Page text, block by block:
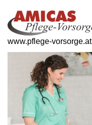
www.pflege-vorsorge.at